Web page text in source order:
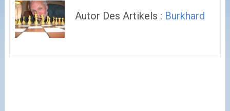
Autor Des Artikels : Burkhard